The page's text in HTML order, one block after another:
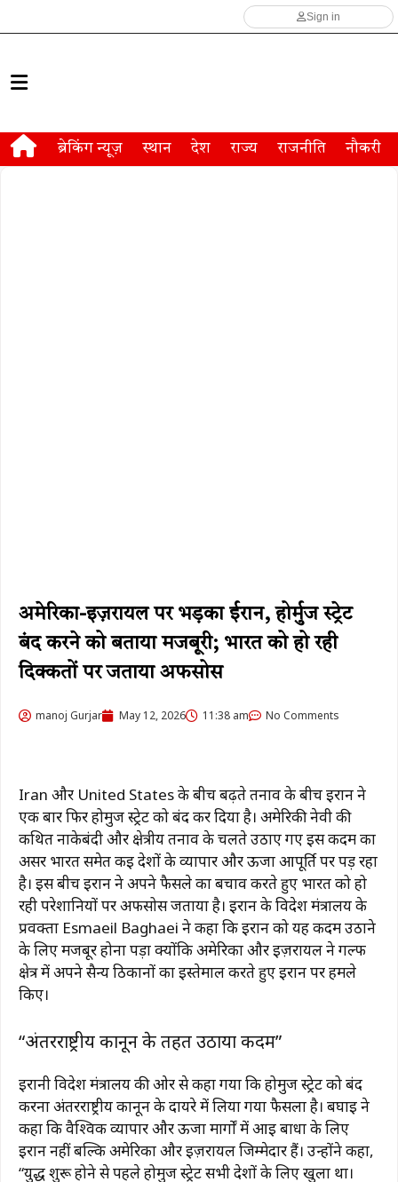
Sign in
ब्रेकिंग न्यूज़ स्थान देश राज्य राजनीति नौकरी
अमेरिका-इज़रायल पर भड़का ईरान, होर्मुज स्ट्रेट
बंद करने को बताया मजबूरी; भारत को हो रही
दिक्कतों पर जताया अफसोस
manoj Gurjar May 12, 2026 11:38 am No Comments
Iran और United Statesके बीच बढ़ते तनाव के बीच ईरान ने
एक बार फिर होर्मुज स्ट्रेट को बंद कर दिया है। अमेरिकी नेवी की
कथित नाकेबंदी और क्षेत्रीय तनाव के चलते उठाए गए इस कदम का
असर भारत समेत कई देशों के व्यापार और ऊर्जा आपूर्ति पर पड़ रहा
है। इस बीच ईरान ने अपने फैसले का बचाव करते हुए भारत को हो
रही परेशानियों पर अफसोस जताया है। ईरान के विदेश मंत्रालय के
प्रवक्ता Esmaeil Baghaei ने कहा कि ईरान को यह कदम उठाने
के लिए मजबूर होना पड़ा क्योंकि अमेरिका और इज़रायल ने गल्फ
क्षेत्र में अपने सैन्य ठिकानों का इस्तेमाल करते हुए ईरान पर हमले
किए।
“अंतरराष्ट्रीय कानून के तहत उठाया कदम”
ईरानी विदेश मंत्रालय की ओर से कहा गया कि होर्मुज स्ट्रेट को बंद
करना अंतरराष्ट्रीय कानून के दायरे में लिया गया फैसला है। बघाई ने
कहा कि वैश्विक व्यापार और ऊर्जा मार्गों में आई बाधा के लिए
ईरान नहीं बल्कि अमेरिका और इज़रायल जिम्मेदार हैं। उन्होंने कहा,
“युद्ध शुरू होने से पहले होर्मुज स्ट्रेट सभी देशों के लिए खुला था।